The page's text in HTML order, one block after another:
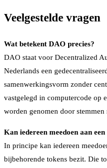
Veelgestelde vragen
Wat betekent DAO precies?
DAO staat voor Decentralized
Nederlands een
samenwerkingsvorm zonder
vastgelegd in computercode op
worden genomen door
Kan iedereen meedoen aan
In principe kan iedereen
bijbehorende tokens bezit. Die